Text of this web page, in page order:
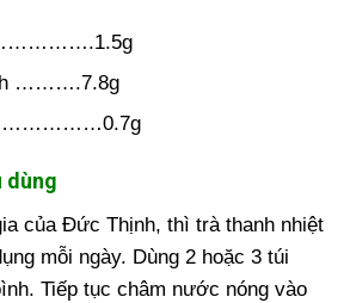
……….7.8g
dùng
của Đức Thịnh, thì trà thanh nhiệt
mỗi ngày. Dùng 2 hoặc 3 túi
Tiếp tục châm nước nóng vào